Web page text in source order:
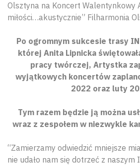
Olsztyna na Koncert Walentynkowy
miłości…akustycznie” Filharmonia
Po ogromnym sukcesie trasy
której Anita Lipnicka
pracy twórczej, Artystka
wyjątkowych koncertów
2022 oraz luty
Tym razem będzie ją można
wraz z zespołem w niezwykle
“Zamierzamy odwiedzić mniejsze
nie udało nam się dotrzeć z